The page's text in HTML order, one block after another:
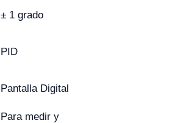
± 1 grado
PID
Pantalla Digital
Para medir y